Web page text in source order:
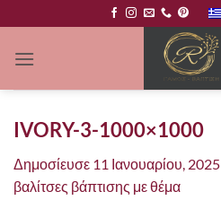
στο
περιεχόμενο
IVORY-3-1000×1000
Δημοσίευσε 11 Ιανουαρίου, 2025
βαλίτσες βάπτισης με θέμα